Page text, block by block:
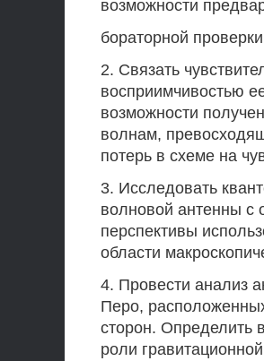
возможности
бораторной
2. Связать
восприимчивостью
возможности
волнам,
потерь в схеме на
3. Исследовать
волновой антенны с
перспективы
области
4. Провести анализ
Перо,
сторон. Определить
роли